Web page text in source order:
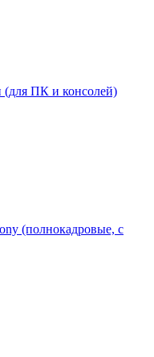
(для ПК и консолей)
(полнокадровые, с